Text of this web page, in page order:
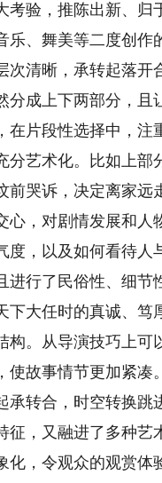
验，推陈出新、归
乐、舞美等二度创
清晰，承转起落开
分成上下两部分，
片段性选择中，注
艺术化。比如上部
前哭诉，决定离家
心，对剧情发展和
度，以及如何看待
进行了民俗性、细
大任时的真诚、笃
。从导演技巧上可
使故事情节更加紧
承转合，时空转换跳
征，又融进了多种
，令观众的观赏体